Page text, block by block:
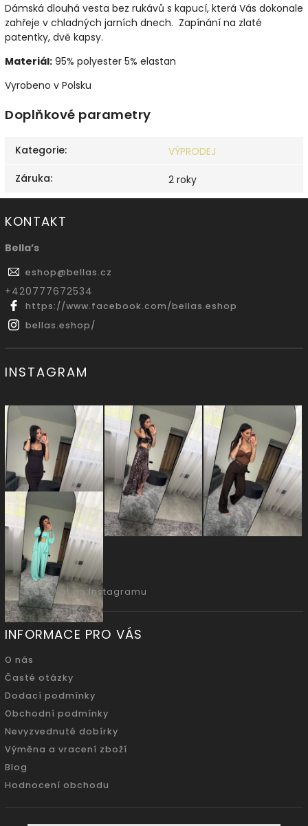
Dámská dlouhá vesta bez rukávů s kapucí, která Vás dokonale
zahřeje v chladných jarních dnech. Zapínání na zlaté
patentky, dvě kapsy.
Materiál: 95% polyester 5% elastan
Vyrobeno v Polsku
Doplňkové parametry
Kategorie:
VÝPRODEJ
Záruka: 2 roky
KONTAKT
Bella’s
eshop@bellas.cz
‭+420777672534
https://www.facebook.com/bellas.eshop
bellas.eshop/
INSTAGRAM
Sledovat na Instagramu
INFORMACE PRO VÁS
O nás
Časté otázky
Dodací podmínky
Obchodní podmínky
Nevyzvednuté dobírky
Výměna a vracení zboží
Blog
Hodnocení obchodu